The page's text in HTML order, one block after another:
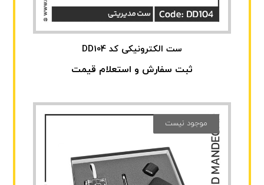
ست الکترونیکی کد DD104
ثبت سفارش و استعلام قیمت
موجود نیست